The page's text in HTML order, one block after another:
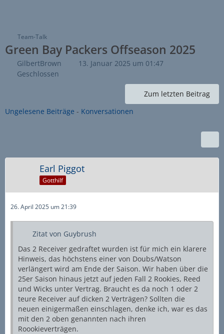
Team-Talk
Green Bay Packers Offseason 2025
GilbertBrown
13. Januar 2025 um 01:47
Geschlossen
Zum letzten Beitrag
Ungelesene Beiträge - Konversationen
Earl Piggot
Gotthilf
26. April 2025 um 21:39
Zitat von Guybrush
Das 2 Receiver gedraftet wurden ist für mich ein klarere
Hinweis, das höchstens einer von Doubs/Watson
verlängert wird am Ende der Saison. Wir haben über die
25er Saison hinaus jetzt auf jeden Fall 2 Rookies, Reed
und Wicks unter Vertrag. Braucht es da noch 1 oder 2
teure Receiver auf dicken 2 Verträgen? Sollten die
neuen einigermaßen einschlagen, denke ich, war es das
mit den 2 oben genannten nach ihren
Roookieverträgen.